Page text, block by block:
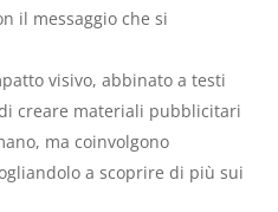
il messaggio che si
visivo, abbinato a testi
creare materiali pubblicitari
ma coinvolgono
a scoprire di più sui